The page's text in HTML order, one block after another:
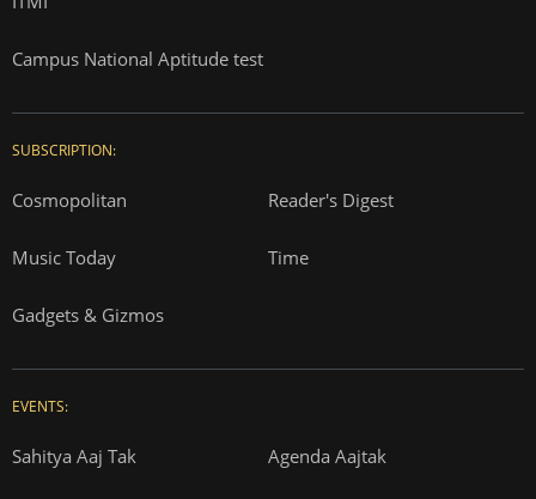
Campus National Aptitude test
SUBSCRIPTION:
Cosmopolitan Reader's Digest
Music Today Time
Gadgets & Gizmos
EVENTS:
Sahitya Aaj Tak Agenda Aajtak